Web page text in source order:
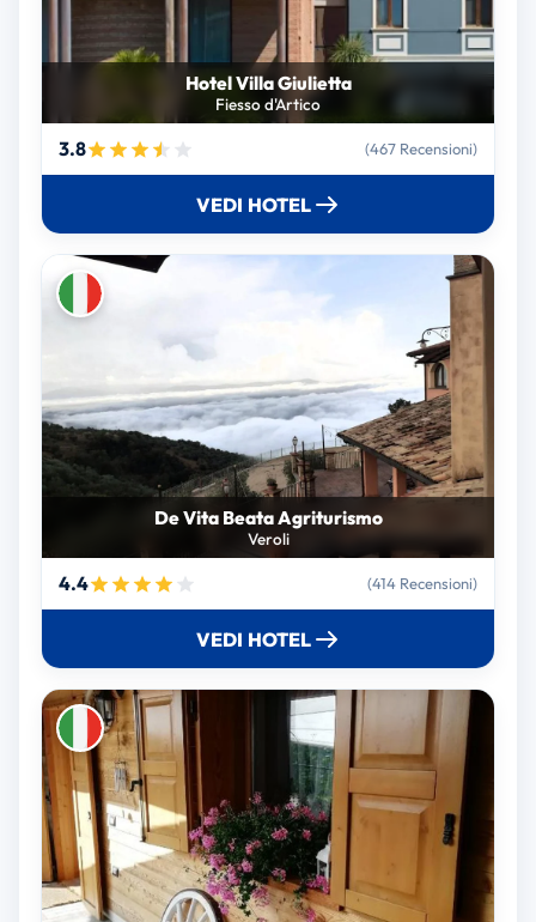
Hotel Villa Giulietta
Fiesso d'Artico
3.8 (467 Recensioni)
VEDI HOTEL
De Vita Beata Agriturismo
Veroli
4.4 (414 Recensioni)
VEDI HOTEL